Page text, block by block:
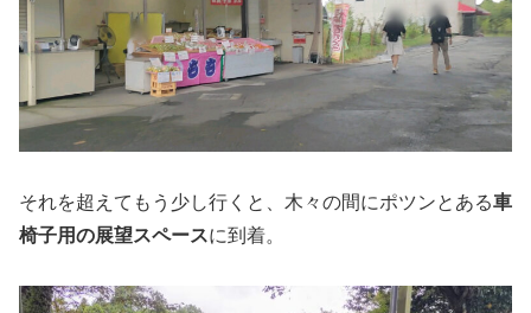
それを超えてもう少し行くと、木々の間にポツンとある車
椅子用の展望スペースに到着。